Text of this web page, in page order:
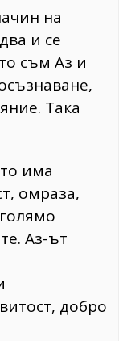
на
и се
съм Аз и
Така
има
омраза,
Аз-ът
добро